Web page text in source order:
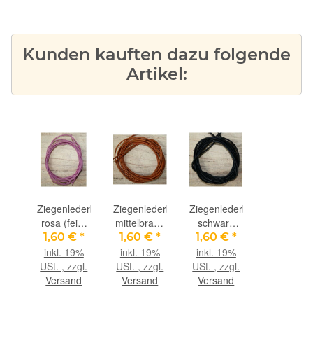
Kunden kauften dazu folgende
Artikel:
Ziegenlederband
rosa (fein-
weich), ca.
1,4 mm
Durchm.,
ca. 1 m
1,60 € *
inkl. 19%
USt. , zzgl.
Versand
Ziegenlederband
mittelbraun
(fein-
weich), ca.
1,4 mm
Durchm.,
1,60 € *
inkl. 19%
USt. , zzgl.
Versand
Ziegenlederband
schwarz
(fein-
weich), ca.
1,4 mm
Durchm.,
1,60 € *
inkl. 19%
USt. , zzgl.
Versand